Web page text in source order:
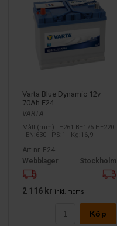
Varta Blue Dynamic 12v
70Ah E24
VARTA
Mått (mm) L=261 B=175 H=220
| EN:630 | PS:1 | Kg:16,9
Art nr. E24
Webblager
Stockholm
2 116 kr inkl. moms
Köp